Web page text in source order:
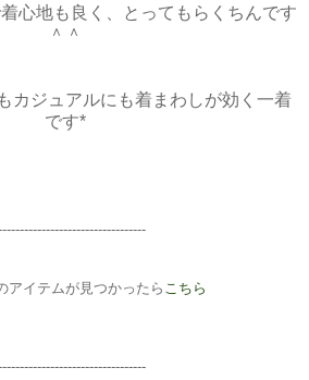
心地も良く、とってもらくちんです
＾＾
カジュアルにも着まわしが効く一着
です*
--------------
アイテムが見つかったら こちら